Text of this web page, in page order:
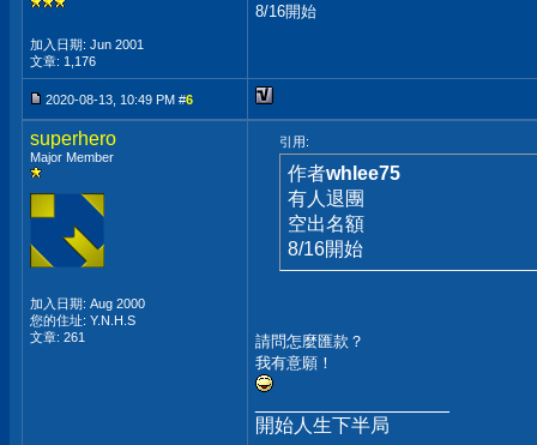
加入日期: Jun 2001
文章: 1,176
8/16開始
2020-08-13, 10:49 PM #6
superhero
Major Member
加入日期: Aug 2000
您的住址: Y.N.H.S
文章: 261
引用:
作者whlee75
有人退團
空出名額
8/16開始
請問怎麼匯款？
我有意願！
開始人生下半局